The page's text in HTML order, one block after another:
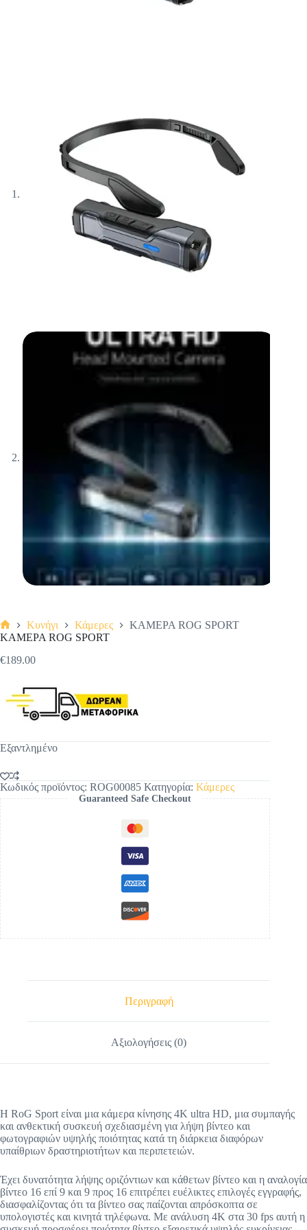
Αρχική
Κυνήγι Κάμερες
ΚΑΜΕΡΑ ROG SPORT
ΚΑΜΕΡΑ ROG SPORT
€189.00
Εξαντλημένο
Κωδικός προϊόντος: ROG00085 Κατηγορία: Κάμερες
Guaranteed Safe Checkout
Περιγραφή
Αξιολογήσεις (0)
Η RoG Sport είναι μια κάμερα κίνησης 4K ultra HD, μια συμπαγής
και ανθεκτική συσκευή σχεδιασμένη για λήψη βίντεο και
φωτογραφιών υψηλής ποιότητας κατά τη διάρκεια διαφόρων
υπαίθριων δραστηριοτήτων και περιπετειών.
Έχει δυνατότητα λήψης οριζόντιων και κάθετων βίντεο και η αναλογία
βίντεο 16 επί 9 και 9 προς 16 επιτρέπει ευέλικτες επιλογές εγγραφής,
διασφαλίζοντας ότι τα βίντεο σας παίζονται απρόσκοπτα σε
υπολογιστές και κινητά τηλέφωνα. Με ανάλυση 4K στα 30 fps αυτή η